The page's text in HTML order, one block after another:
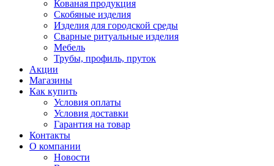
Кованая продукция
Скобяные изделия
Изделия для городской среды
Сварные ритуальные изделия
Мебель
Трубы, профиль, пруток
Акции
Магазины
Как купить
Условия оплаты
Условия доставки
Гарантия на товар
Контакты
О компании
Новости